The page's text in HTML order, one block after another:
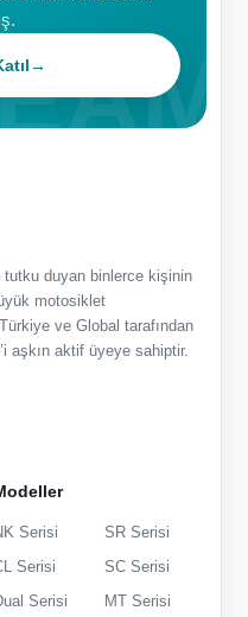
→
tutku duyan binlerce kişinin
motosiklet
ve Global tarafından
aşkın aktif üyeye sahiptir.
Serisi
SR Serisi
Serisi
SC Serisi
Serisi
MT Serisi